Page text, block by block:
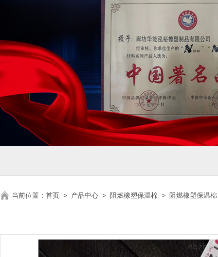
当前位置： 首页 > 产品中心 > 阻燃橡塑保温棉 > 阻燃橡塑保温棉